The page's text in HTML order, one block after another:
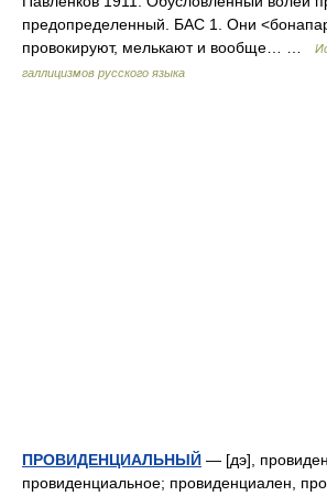
предопределенный. БАС 1. Они
провокируют, мелькают и вообще… …
галлицизмов русского языка
ПРОВИДЕНЦИАЛЬНЫЙ — [дэ],
провиденциальное; провиденциален,